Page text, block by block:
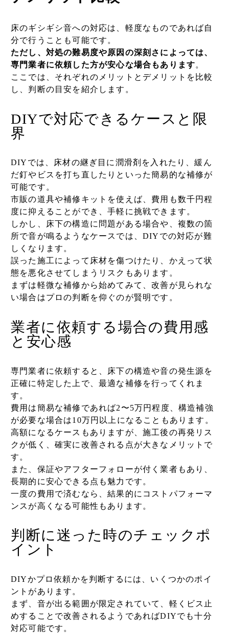
床のギシギシ音への対応は、軽度なものであれば自
分で行うことも可能です。
ただし、対処の難易度や原因の深刻さによっては、
専門業者に依頼した方が安心な場合もあります。
ここでは、それぞれのメリットとデメリットを比較
し、判断の目安を紹介します。
DIYで対応できるケースと限
界
DIYでは、床材の継ぎ目に潤滑剤を入れたり、緩ん
だ釘やビスを打ち直したりといった簡易的な補修が
可能です。
市販の道具や補修キットを使えば、費用も数千円程
度に抑えることができ、手軽に挑戦できます。
しかし、床下の構造に問題がある場合や、複数の箇
所で音が鳴るようなケースでは、DIYでの対応が難
しくなります。
誤った施工によって床材を傷つけたり、かえって状
態を悪化させてしまうリスクもあります。
まずは軽微な補修から始めてみて、改善が見られな
い場合はプロの判断を仰ぐのが賢明です。
業者に依頼する場合の費用感
と安心感
専門業者に依頼すると、床下の構造や音の発生源を
正確に特定した上で、最適な補修を行ってくれま
す。
費用は簡易な補修であれば2〜5万円程度、構造補強
が必要な場合は10万円以上になることもあります。
高額になるケースもありますが、施工後の再発リス
クが低く、確実に改善される点が大きなメリットで
す。
また、保証やアフターフォローが付く業者もあり、
長期的に安心できる点も魅力です。
一度の費用で済むなら、結果的にコストパフォーマ
ンスが高くなる可能性もあります。
判断に迷った時のチェックポ
イント
DIYかプロ依頼かを判断するには、いくつかのポイ
ントがあります。
まず、音が出る範囲が限定されていて、軽くビス止
めすることで改善されるようであればDIYでも十分
対応可能です。